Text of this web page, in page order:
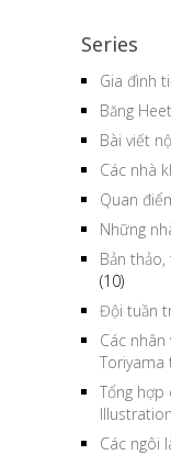
Series
Gia đình
Băng
Bài viết
Các nhà
Quan
Những
Bản
(10)
Đội tuần
Các
Toriyama
Tổng
Các ngôi